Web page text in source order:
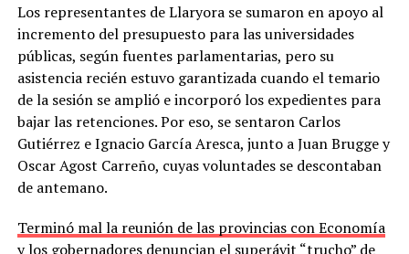
Los representantes de Llaryora se sumaron en apoyo al
incremento del presupuesto para las universidades
públicas, según fuentes parlamentarias, pero su
asistencia recién estuvo garantizada cuando el temario
de la sesión se amplió e incorporó los expedientes para
bajar las retenciones. Por eso, se sentaron Carlos
Gutiérrez e Ignacio García Aresca, junto a Juan Brugge y
Oscar Agost Carreño, cuyas voluntades se descontaban
de antemano.
Terminó mal la reunión de las provincias con Economía
y los gobernadores denuncian el superávit “trucho” de